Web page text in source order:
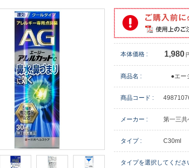
本体価格 : 1,980
商品名 : ●エー
商品コード :
メーカー : 第一三共
タイプ : C30ml
タイプを選択してくださ